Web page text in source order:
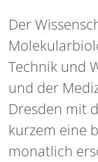
Der
Technik und
und der
Dresden mit
kurzem eine
monatlich